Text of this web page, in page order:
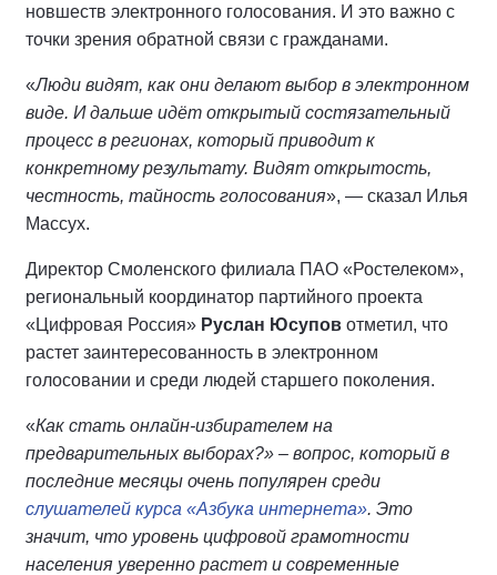
новшеств электронного голосования. И это важно с
точки зрения обратной связи с гражданами.
«Люди видят, как они делают выбор в электронном
виде. И дальше идёт открытый состязательный
процесс в регионах, который приводит к
конкретному результату. Видят открытость,
честность, тайность голосования», — сказал Илья
Массух.
Директор Смоленского филиала ПАО «Ростелеком»,
региональный координатор партийного проекта
«Цифровая Россия» Руслан Юсупов отметил, что
растет заинтересованность в электронном
голосовании и среди людей старшего поколения.
«Как стать онлайн-избирателем на
предварительных выборах?» – вопрос, который в
последние месяцы очень популярен среди
слушателей курса «Азбука интернета». Это
значит, что уровень цифровой грамотности
населения уверенно растет и современные